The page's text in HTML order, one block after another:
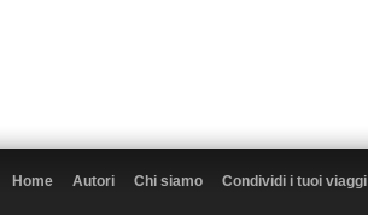
Home Autori Chi siamo Condividi i tuoi viaggi